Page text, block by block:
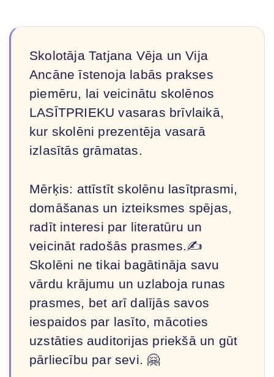
Skolotāja Tatjana Vēja un Vija
Ancāne īstenoja labās prakses
piemēru, lai veicinātu skolēnos
LASĪTPRIEKU vasaras brīvlaikā,
kur skolēni prezentēja vasarā
izlasītās grāmatas.
Mērķis: attīstīt skolēnu lasītprasmi,
domāšanas un izteiksmes spējas,
radīt interesi par literatūru un
veicināt radošās prasmes.✍
Skolēni ne tikai bagātināja savu
vārdu krājumu un uzlaboja runas
prasmes, bet arī dalījās savos
iespaidos par lasīto, mācoties
uzstāties auditorijas priekšā un gūt
pārliecību par sevi. 🤗